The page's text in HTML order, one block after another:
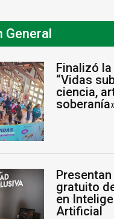
General
Finalizó
“Vidas
ciencia,
gratuito
en
Artificial